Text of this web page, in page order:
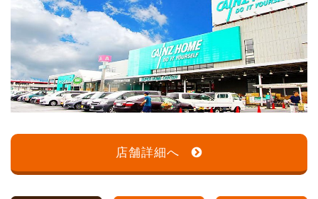
店舗詳細へ